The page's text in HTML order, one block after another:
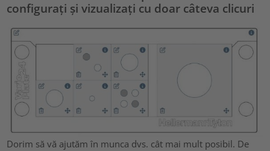
configurați și vizualizați cu doar câteva clicuri
Dorim să vă ajutăm în munca dvs. cât mai mult posibil. De